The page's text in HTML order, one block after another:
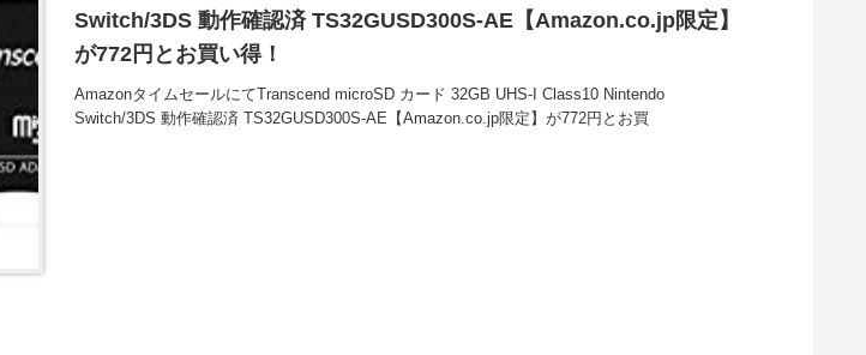
Switch/3DS 動作確認済 TS32GUSD300S-AE【Amazon.co.jp限定】
が772円とお買い得！
AmazonタイムセールにてTranscend microSD カード 32GB UHS-I Class10 Nintendo
Switch/3DS 動作確認済 TS32GUSD300S-AE【Amazon.co.jp限定】が772円とお買